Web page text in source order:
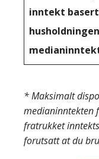
inntekt
* Maksimalt
medianinntekten
fratrukket
forutsatt at du